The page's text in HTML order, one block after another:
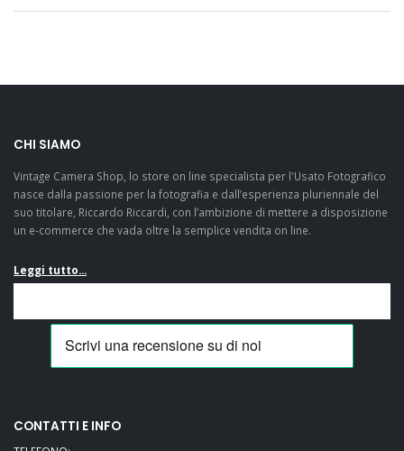
packaged, really swift
shipping, as described
and great value: many
soddisfatto! Mi sono
casualmente
imbattuto in questo
CHI SIAMO
Vintage Camera Shop, lo store on line specialista per l'Usato Fotografico
nasce dalla passione per la fotografia e dall’esperienza pluriennale del
suo titolare, Riccardo Riccardi, con l’ambizione di mettere a disposizione
un e-commerce che vada oltre la semplice vendita on line.
Leggi tutto...
CONTATTI E INFO